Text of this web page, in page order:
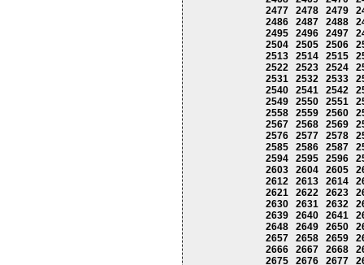
2477
2478 2479
2486
2487 2488
2495
2496 2497
2504
2505 2506
2513
2514 2515
2522
2523 2524
2531
2532 2533
2540
2541 2542
2549
2550 2551
2558
2559 2560
2567
2568 2569
2576
2577 2578
2585
2586 2587
2594
2595 2596
2603
2604 2605
2612
2613 2614
2621
2622 2623
2630
2631 2632
2639
2640 2641
2648
2649 2650
2657
2658 2659
2666
2667 2668
2675
2676 2677